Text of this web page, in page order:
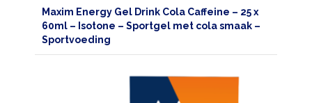
Maxim Energy Gel Drink Cola Caffeine – 25 x
60ml – Isotone – Sportgel met cola smaak –
Sportvoeding